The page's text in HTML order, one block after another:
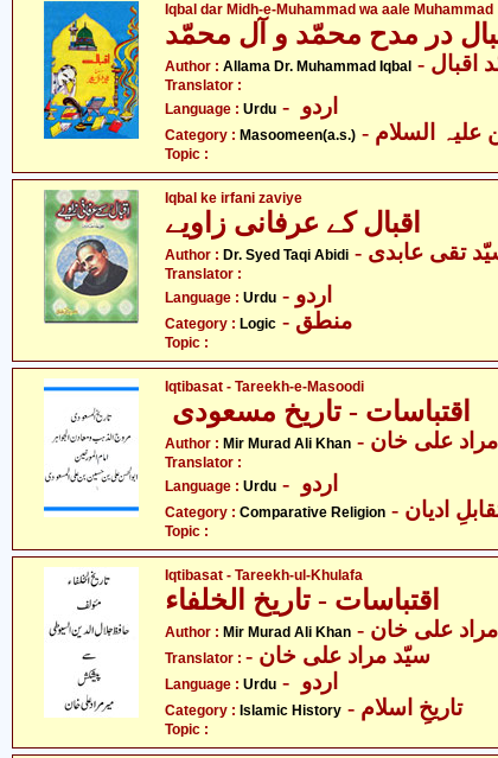
Iqbal dar Midh-e-Muhammad wa aale Muhammad
Author : Allama Dr. Muhammad Iqbal اقبال
Translator :
Language : Urdu
Category : Masoomeen(a.s.)
Topic :
Iqbal ke irfani zaviye
اقبال کے عرفانی زاویے
Author : Dr. Syed Taqi Abidi تقی عابدی
Translator :
Language : Urdu - اردو
Category : Logic - منطق
Topic :
Iqtibasat - Tareekh-e-Masoodi
اقتباسات - تاریخ مسعودی
Author : Mir Murad Ali Khan مراد علی خان
Translator :
Language : Urdu
Category : Comparative Religion تقابلِ ادیان
Topic :
Iqtibasat - Tareekh-ul-Khulafa
Author : Mir Murad Ali Khan مراد علی خان
Translator : - سیّد مراد علی خان
Language : Urdu
Category : Islamic History - تاریخِ اسلام
Topic :